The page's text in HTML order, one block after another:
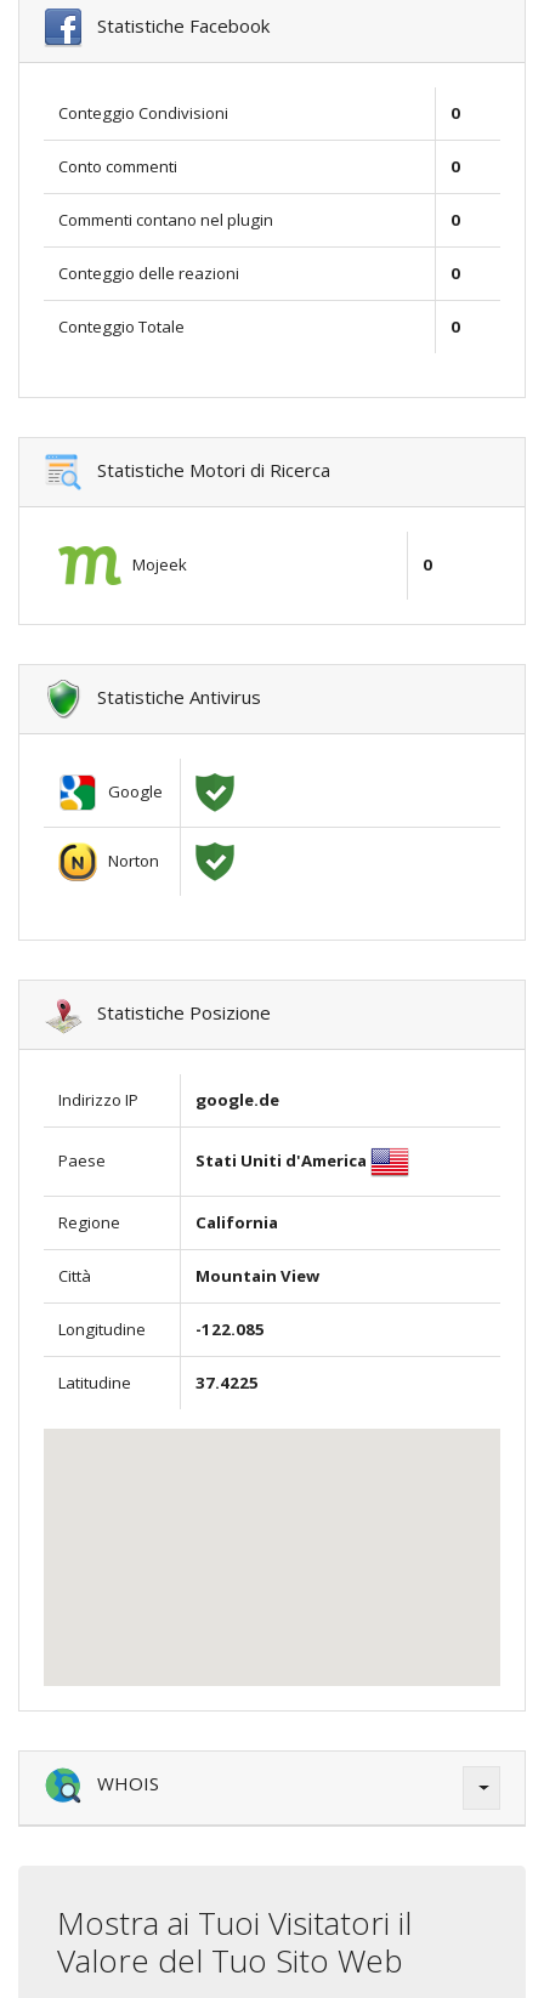
Statistiche Facebook
Conteggio Condivisioni 0
Conto commenti 0
Commenti contano nel plugin 0
Conteggio delle reazioni 0
Conteggio Totale 0
Statistiche Motori di Ricerca
Mojeek 0
Statistiche Antivirus
Google
Norton
Statistiche Posizione
Indirizzo IP google.de
Paese Stati Uniti d'America
Regione California
Città Mountain View
Longitudine -122.085
Latitudine 37.4225
WHOIS
Mostra ai Tuoi Visitatori il
Valore del Tuo Sito Web